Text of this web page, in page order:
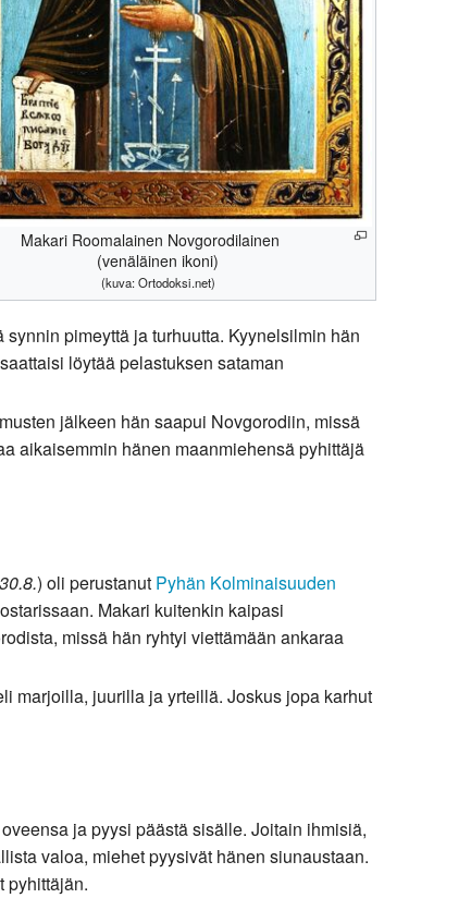
Makari Roomalainen Novgorodilainen
(venäläinen ikoni)
(kuva: Ortodoksi.net)
pimeyttä ja turhuutta. Kyynelsilmin hän
löytää pelastuksen sataman
jälkeen hän saapui Novgorodiin, missä
aikaisemmin hänen maanmiehensä pyhittäjä
) oli perustanut Pyhän Kolminaisuuden
Makari kuitenkin kaipasi
missä hän ryhtyi viettämään ankaraa
marjoilla, juurilla ja yrteillä. Joskus jopa karhut
ja pyysi päästä sisälle. Joitain ihmisiä,
valoa, miehet pyysivät hänen siunaustaan.
pyhittäjän.